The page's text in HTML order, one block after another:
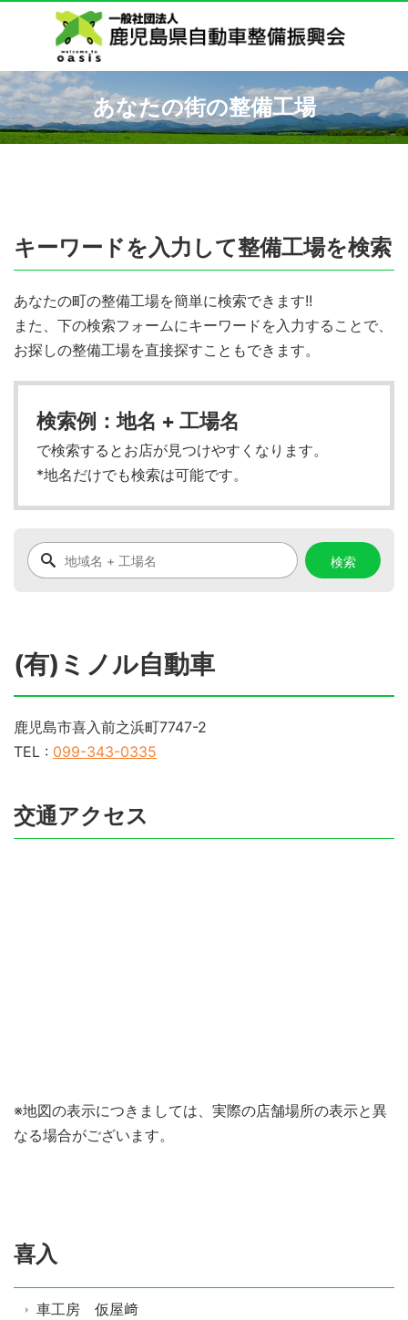
あなたの街の整備工場
キーワードを入力して整備工場を検索
あなたの町の整備工場を簡単に検索できます!!
また、下の検索フォームにキーワードを入力することで、
お探しの整備工場を直接探すこともできます。
検索例：地名 + 工場名
で検索するとお店が見つけやすくなります。
*地名だけでも検索は可能です。
(有)ミノル自動車
鹿児島市喜入前之浜町7747-2
TEL : 099-343-0335
交通アクセス
※地図の表示につきましては、実際の店舗場所の表示と異
なる場合がございます。
喜入
車工房 仮屋﨑